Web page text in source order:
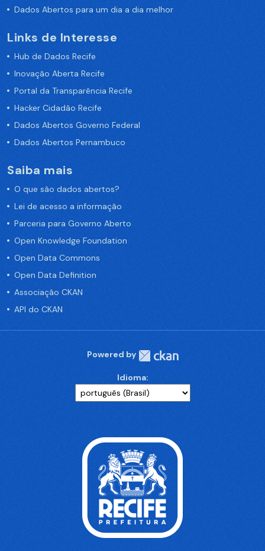
Dados Abertos para um dia a dia melhor
Links de Interesse
Hub de Dados Recife
Inovação Aberta Recife
Portal da Transparência Recife
Hacker Cidadão Recife
Dados Abertos Governo Federal
Dados Abertos Pernambuco
Saiba mais
O que são dados abertos?
Lei de acesso a informação
Parceria para Governo Aberto
Open Knowledge Foundation
Open Data Commons
Open Data Definition
Associação CKAN
API do CKAN
Powered by
Idioma